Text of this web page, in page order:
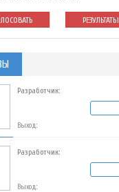
РЕЗУЛЬТАТЫ
Разработчик:
Выход:
Разработчик:
Выход: